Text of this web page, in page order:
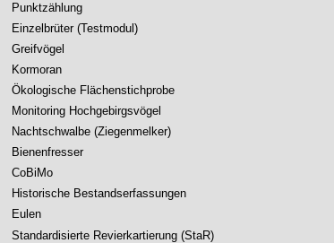
Punktzählung
Einzelbrüter (Testmodul)
Greifvögel
Kormoran
Ökologische Flächenstichprobe
Monitoring Hochgebirgsvögel
Nachtschwalbe (Ziegenmelker)
Bienenfresser
CoBiMo
Historische Bestandserfassungen
Eulen
Standardisierte Revierkartierung (StaR)